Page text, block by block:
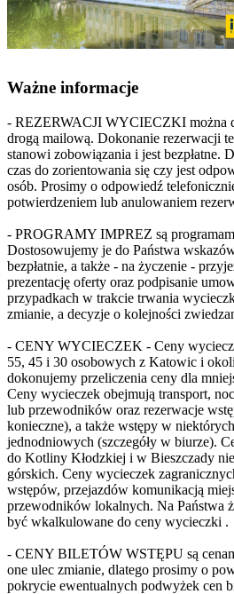
Ważne informacje
- REZERWACJI WYCIECZKI można
drogą mailową. Dokonanie rezerwacji
stanowi zobowiązania i jest bezpłatne.
czas do zorientowania się czy jest
osób. Prosimy o odpowiedź
potwierdzeniem lub anulowaniem
- PROGRAMY IMPREZ są
Dostosowujemy je do Państwa
bezpłatnie, a także - na życzenie -
prezentację oferty oraz podpisanie
przypadkach w trakcie trwania
zmianie, a decyzje o kolejności
- CENY WYCIECZEK - Ceny
55, 45 i 30 osobowych z Katowic i
dokonujemy przeliczenia ceny dla
Ceny wycieczek obejmują transport,
lub przewodników oraz rezerwacje
konieczne), a także wstępy w
jednodniowych (szczegóły w biurze).
do Kotliny Kłodzkiej i w Bieszczady
górskich. Ceny wycieczek
wstępów, przejazdów komunikacją
przewodników lokalnych. Na Państwa
być wkalkulowane do ceny wycieczki .
- CENY BILETÓW WSTĘPU są
one ulec zmianie, dlatego prosimy o
pokrycie ewentualnych podwyżek cen